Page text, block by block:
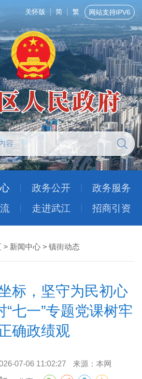
关怀版 简 繁 网站支持IPV6
政务公开
政务服务
走进武江 招商引资
> 新闻中心 > 镇街动态
标，坚守为民初心
七一”专题党课树牢
确政绩观
07-06 11:02:27 来源： 本网